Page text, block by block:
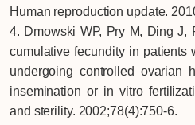
Human reproduction update.
4. Dmowski WP, Pry M, Ding J,
cumulative fecundity in patients
undergoing controlled ovarian
insemination or in vitro
and sterility. 2002;78(4):750-6.